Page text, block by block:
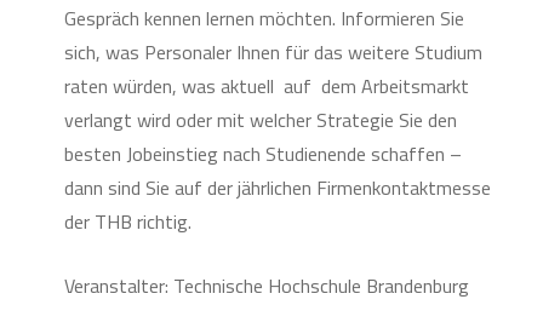
Gespräch kennen lernen möchten. Informieren Sie
sich, was Personaler Ihnen für das weitere Studium
raten würden, was aktuell auf dem Arbeitsmarkt
verlangt wird oder mit welcher Strategie Sie den
besten Jobeinstieg nach Studienende schaffen –
dann sind Sie auf der jährlichen Firmenkontaktmesse
der THB richtig.
Veranstalter: Technische Hochschule Brandenburg